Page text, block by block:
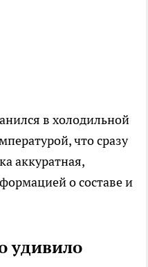
в холодильной
что сразу
аккуратная,
о составе и
удивило